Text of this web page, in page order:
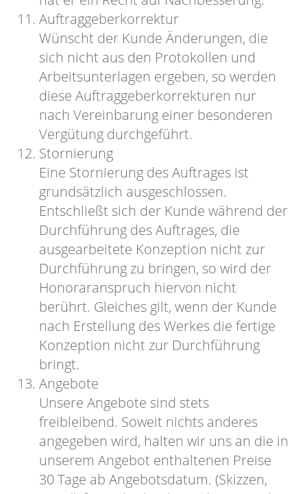
Auftraggeberkorrektur
Wünscht der Kunde Änderungen, die
sich nicht aus den Protokollen und
Arbeitsunterlagen ergeben, so werden
diese Auftraggeberkorrekturen nur
nach Vereinbarung einer besonderen
Vergütung durchgeführt.
Stornierung
Eine Stornierung des Auftrages ist
grundsätzlich ausgeschlossen.
Entschließt sich der Kunde während der
Durchführung des Auftrages, die
ausgearbeitete Konzeption nicht zur
Durchführung zu bringen, so wird der
Honoraranspruch hiervon nicht
berührt. Gleiches gilt, wenn der Kunde
nach Erstellung des Werkes die fertige
Konzeption nicht zur Durchführung
bringt.
Angebote
Unsere Angebote sind stets
freibleibend. Soweit nichts anderes
angegeben wird, halten wir uns an die in
unserem Angebot enthaltenen Preise
30 Tage ab Angebotsdatum. (Skizzen,